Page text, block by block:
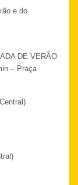
e do
DE VERÃO
– Praça